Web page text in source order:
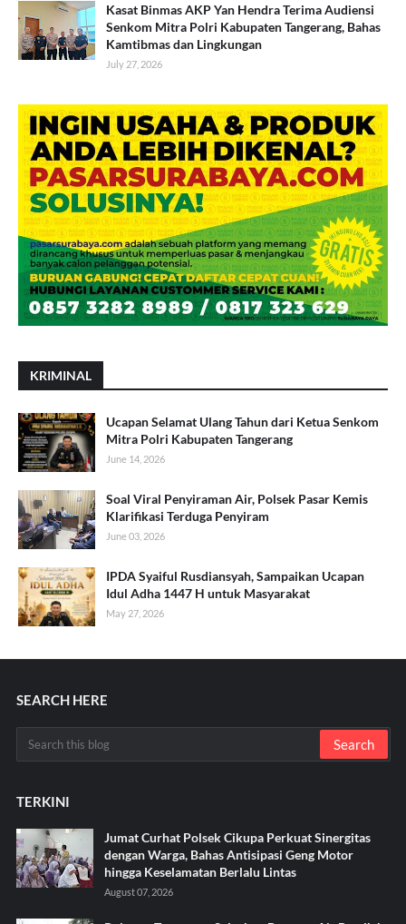
Kasat Binmas AKP Yan Hendra Terima Audiensi
Senkom Mitra Polri Kabupaten Tangerang, Bahas
Kamtibmas dan Lingkungan
July 27, 2026
KRIMINAL
Ucapan Selamat Ulang Tahun dari Ketua Senkom
Mitra Polri Kabupaten Tangerang
June 14, 2026
Soal Viral Penyiraman Air, Polsek Pasar Kemis
Klarifikasi Terduga Penyiram
June 03, 2026
IPDA Syaiful Rusdiansyah, Sampaikan Ucapan
Idul Adha 1447 H untuk Masyarakat
May 27, 2026
SEARCH HERE
TERKINI
Jumat Curhat Polsek Cikupa Perkuat Sinergitas
dengan Warga, Bahas Antisipasi Geng Motor
hingga Keselamatan Berlalu Lintas
August 07, 2026